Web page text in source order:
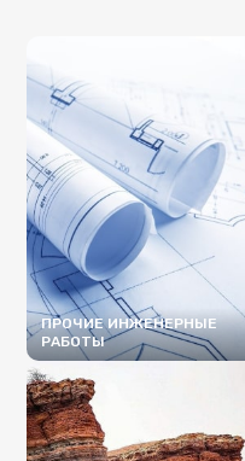
ПРОЧИЕ ИНЖЕНЕРНЫЕ
РАБОТЫ
ПОДРОБНЕЕ